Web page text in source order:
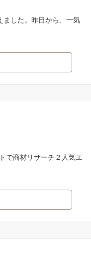
ました。昨日から、一気
で商材リサーチ２人気エ